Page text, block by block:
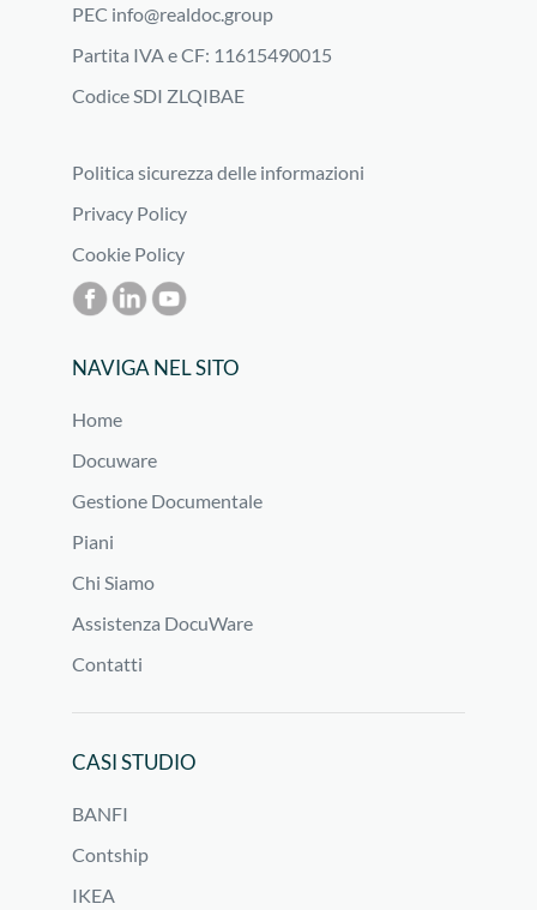
PEC info@realdoc.group
Partita IVA e CF: 11615490015
Codice SDI ZLQIBAE
Politica sicurezza delle informazioni
Privacy Policy
Cookie Policy
NAVIGA NEL SITO
Home
Docuware
Gestione Documentale
Piani
Chi Siamo
Assistenza DocuWare
Contatti
CASI STUDIO
BANFI
Contship
IKEA